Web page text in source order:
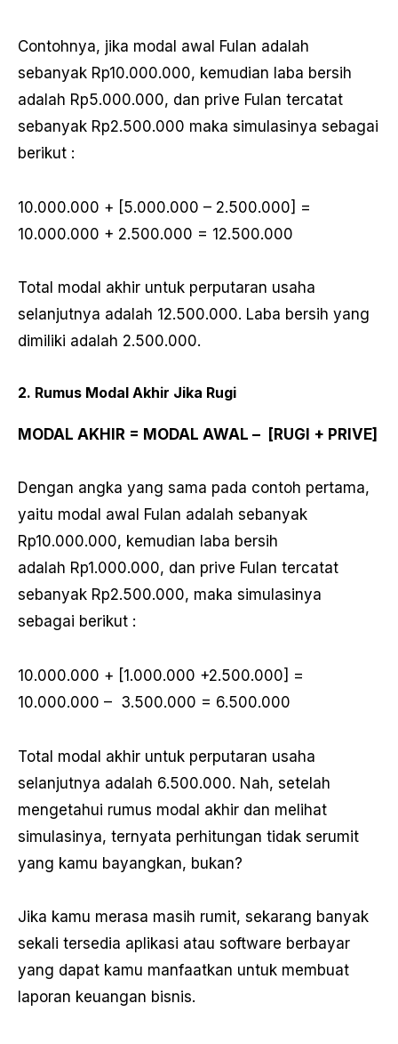
Contohnya, jika modal awal Fulan adalah
sebanyak Rp10.000.000, kemudian laba bersih
adalah Rp5.000.000, dan prive Fulan tercatat
sebanyak Rp2.500.000 maka simulasinya sebagai
berikut :
10.000.000 + [5.000.000 – 2.500.000] =
10.000.000 + 2.500.000 = 12.500.000
Total modal akhir untuk perputaran usaha
selanjutnya adalah 12.500.000. Laba bersih yang
dimiliki adalah 2.500.000.
2. Rumus Modal Akhir Jika Rugi
MODAL AKHIR = MODAL AWAL – [RUGI + PRIVE]
Dengan angka yang sama pada contoh pertama,
yaitu modal awal Fulan adalah sebanyak
Rp10.000.000, kemudian laba bersih
adalah Rp1.000.000, dan prive Fulan tercatat
sebanyak Rp2.500.000, maka simulasinya
sebagai berikut :
10.000.000 + [1.000.000 +2.500.000] =
10.000.000 – 3.500.000 = 6.500.000
Total modal akhir untuk perputaran usaha
selanjutnya adalah 6.500.000. Nah, setelah
mengetahui rumus modal akhir dan melihat
simulasinya, ternyata perhitungan tidak serumit
yang kamu bayangkan, bukan?
Jika kamu merasa masih rumit, sekarang banyak
sekali tersedia aplikasi atau software berbayar
yang dapat kamu manfaatkan untuk membuat
laporan keuangan bisnis.